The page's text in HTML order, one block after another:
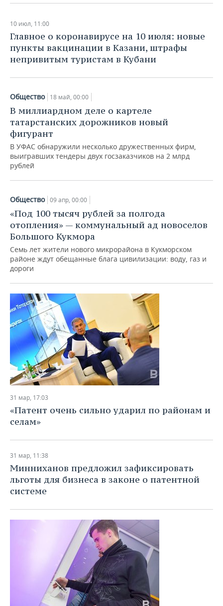
10 июл, 11:00
Главное о коронавирусе на 10 июля: новые
пункты вакцинации в Казани, штрафы
непривитым туристам в Кубани
Общество 18 май, 00:00
В миллиардном деле о картеле
татарстанских дорожников новый
фигурант
В УФАС обнаружили несколько дружественных фирм,
выигравших тендеры двух госзаказчиков на 2 млрд
рублей
Общество 09 апр, 00:00
«Под 100 тысяч рублей за полгода
отопления» — коммунальный ад новоселов
Большого Кукмора
Семь лет жители нового микрорайона в Кукморском
районе ждут обещанные блага цивилизации: воду, газ и
дороги
31 мар, 17:03
«Патент очень сильно ударил по районам и
селам»
31 мар, 11:38
Минниханов предложил зафиксировать
льготы для бизнеса в законе о патентной
системе